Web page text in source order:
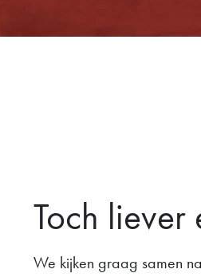
Toch liever
We kijken graag samen